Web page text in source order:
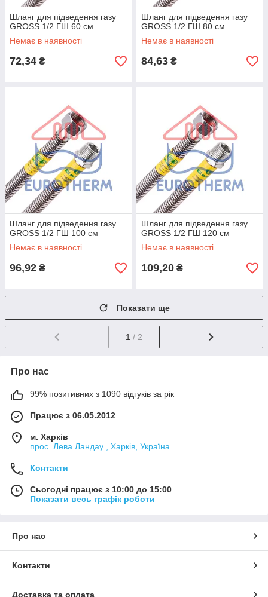
Шланг для підведення газу
GROSS 1/2 ГШ 60 см
Немає в наявності
72,34 ₴
Шланг для підведення газу
GROSS 1/2 ГШ 80 см
Немає в наявності
84,63 ₴
Шланг для підведення газу
GROSS 1/2 ГШ 100 см
Немає в наявності
96,92 ₴
Шланг для підведення газу
GROSS 1/2 ГШ 120 см
Немає в наявності
109,20 ₴
Показати ще
1 / 2
Про нас
99% позитивних з 1090 відгуків за рік
Працює з 06.05.2012
м. Харків
прос. Лева Ландау , Харків, Україна
Контакти
Сьогодні працює з 10:00 до 15:00
Показати весь графік роботи
Про нас
Контакти
Доставка та оплата